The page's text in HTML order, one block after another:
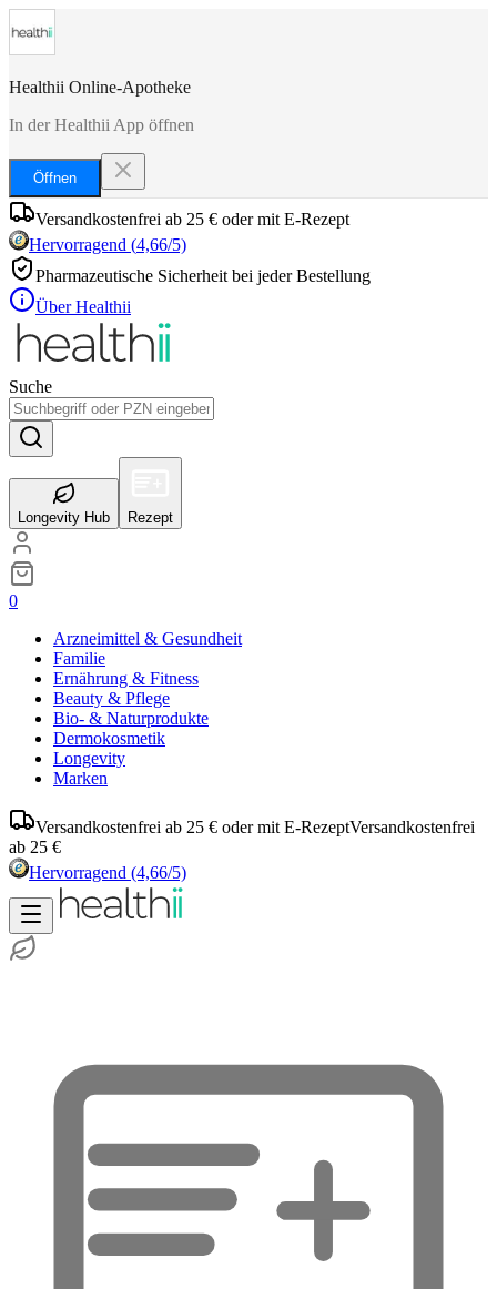
Healthii Online-Apotheke
In der Healthii App öffnen
Öffnen
Versandkostenfrei ab 25 € oder mit E-Rezept
Hervorragend (4,66/5)
Pharmazeutische Sicherheit bei jeder Bestellung
Über Healthii
Suche
Longevity Hub Rezept
0
Arzneimittel & Gesundheit
Familie
Ernährung & Fitness
Beauty & Pflege
Bio- & Naturprodukte
Dermokosmetik
Longevity
Marken
Versandkostenfrei ab 25 € oder mit E-RezeptVersandkostenfrei
ab 25 €
Hervorragend (4,66/5)